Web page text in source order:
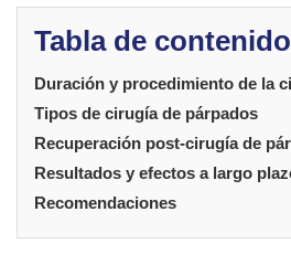
Tabla de contenido
Duración y procedimiento de la
Tipos de cirugía de párpados
Recuperación post-cirugía de
Resultados y efectos a largo
Recomendaciones